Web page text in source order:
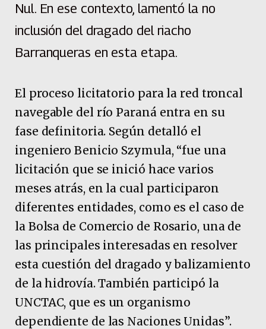
Nul. En ese contexto, lamentó la no
inclusión del dragado del riacho
Barranqueras en esta etapa.
El proceso licitatorio para la red troncal
navegable del río Paraná entra en su
fase definitoria. Según detalló el
ingeniero Benicio Szymula, “fue una
licitación que se inició hace varios
meses atrás, en la cual participaron
diferentes entidades, como es el caso de
la Bolsa de Comercio de Rosario, una de
las principales interesadas en resolver
esta cuestión del dragado y balizamiento
de la hidrovía. También participó la
UNCTAC, que es un organismo
dependiente de las Naciones Unidas”.